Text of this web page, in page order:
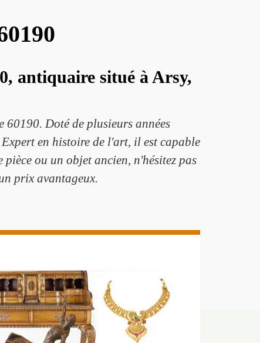
antiquaire situé à Arsy,
60190. Doté de plusieurs années
en histoire de l'art, il est capable
ou un objet ancien, n'hésitez pas
prix avantageux.